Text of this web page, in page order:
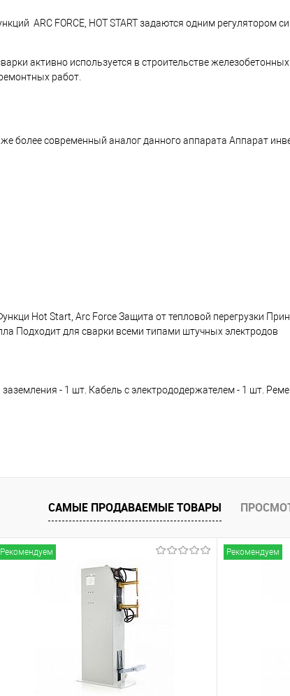
ARC FORCE, HOT START задаются одним регулятором
активно используется в строительстве
работ.
более современный аналог данного аппарата Аппарат
Hot Start, Arc Force Защита от тепловой перегрузки
Подходит для сварки всеми типами штучных электродов
- 1 шт. Кабель с электрододержателем - 1 шт.
САМЫЕ ПРОДАВАЕМЫЕ ТОВАРЫ
Рекомендуем Рекомендуем